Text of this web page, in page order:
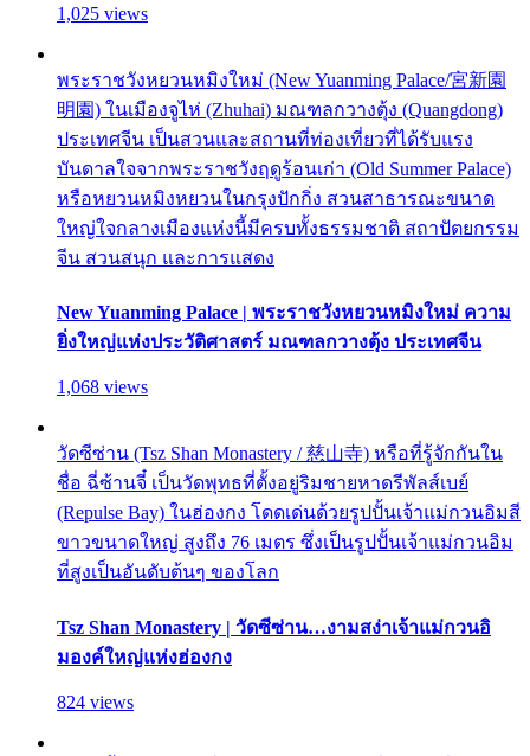
1,025 views
พระราชวังหยวนหมิงใหม่ (New Yuanming Palace/宮新園
明園) ในเมืองจูไห่ (Zhuhai) มณฑลกวางตุ้ง (Quangdong)
ประเทศจีน เป็นสวนและสถานที่ท่องเที่ยวที่ได้รับแรง
บันดาลใจจากพระราชวังฤดูร้อนเก่า (Old Summer Palace)
หรือหยวนหมิงหยวนในกรุงปักกิ่ง สวนสาธารณะขนาด
ใหญ่ใจกลางเมืองแห่งนี้มีครบทั้งธรรมชาติ สถาปัตยกรรม
จีน สวนสนุก และการแสดง
New Yuanming Palace | พระราชวังหยวนหมิงใหม่ ความ
ยิ่งใหญ่แห่งประวัติศาสตร์ มณฑลกวางตุ้ง ประเทศจีน
1,068 views
วัดซีซ่าน (Tsz Shan Monastery / 慈山寺) หรือที่รู้จักกันใน
ชื่อ ฉี่ซ้านจี๋ เป็นวัดพุทธที่ตั้งอยู่ริมชายหาดรีพัลส์เบย์
(Repulse Bay) ในฮ่องกง โดดเด่นด้วยรูปปั้นเจ้าแม่กวนอิมสี
ขาวขนาดใหญ่ สูงถึง 76 เมตร ซึ่งเป็นรูปปั้นเจ้าแม่กวนอิม
ที่สูงเป็นอันดับต้นๆ ของโลก
Tsz Shan Monastery | วัดซีซ่าน…งามสง่าเจ้าแม่กวนอิ
มองค์ใหญ่แห่งฮ่องกง
824 views